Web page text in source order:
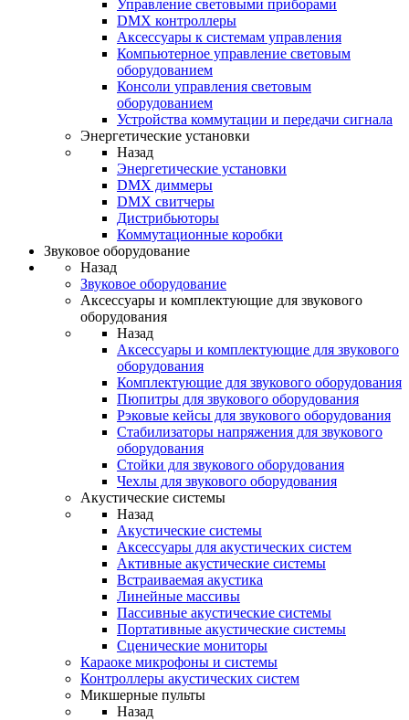
Управление световыми приборами
DMX контроллеры
Аксессуары к системам управления
Компьютерное управление световым
оборудованием
Консоли управления световым
оборудованием
Устройства коммутации и передачи сигнала
Энергетические установки
Назад
Энергетические установки
DMX диммеры
DMX свитчеры
Дистрибьюторы
Коммутационные коробки
Звуковое оборудование
Назад
Звуковое оборудование
Аксессуары и комплектующие для звукового
оборудования
Назад
Аксессуары и комплектующие для звукового
оборудования
Комплектующие для звукового оборудования
Пюпитры для звукового оборудования
Рэковые кейсы для звукового оборудования
Стабилизаторы напряжения для звукового
оборудования
Стойки для звукового оборудования
Чехлы для звукового оборудования
Акустические системы
Назад
Акустические системы
Аксессуары для акустических систем
Активные акустические системы
Встраиваемая акустика
Линейные массивы
Пассивные акустические системы
Портативные акустические системы
Сценические мониторы
Караоке микрофоны и системы
Контроллеры акустических систем
Микшерные пульты
Назад